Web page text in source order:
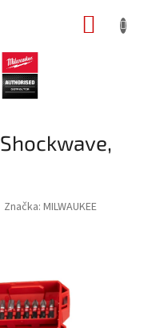
Značka: MILWAUKEE